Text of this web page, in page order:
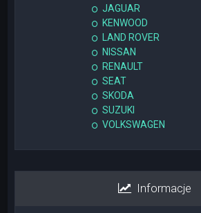
JAGUAR
KENWOOD
LAND ROVER
NISSAN
RENAULT
SEAT
SKODA
SUZUKI
VOLKSWAGEN
Informacje